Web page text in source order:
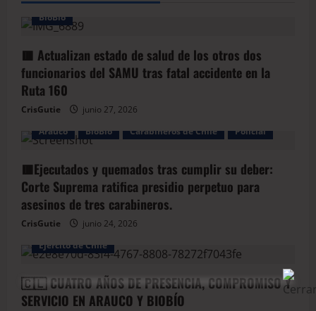
BioBio
🟥 Actualizan estado de salud de los otros dos
funcionarios del SAMU tras fatal accidente en la
Ruta 160
CrisGutie
junio 27, 2026
Arauco
BioBio Carabineros de Chile Policial
🟥Ejecutados y quemados tras cumplir su deber:
Corte Suprema ratifica presidio perpetuo para
asesinos de tres carabineros.
CrisGutie junio 24, 2026
Arauco Armada de Chile
Ejercito de Chile
🇨🇱 CUATRO AÑOS DE PRESENCIA, COMPROMISO Y
SERVICIO EN ARAUCO Y BIOBÍO